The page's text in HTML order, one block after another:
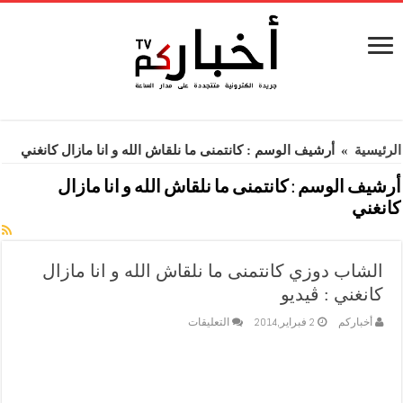
الرئيسية » أرشيف الوسم : كانتمنى ما نلقاش الله و انا مازال كانغني
أرشيف الوسم : كانتمنى ما نلقاش الله و انا مازال
كانغني
الشاب دوزي كانتمنى ما نلقاش الله و انا مازال
كانغني : ڤيديو
أخباركم 2 فبراير,2014 التعليقات